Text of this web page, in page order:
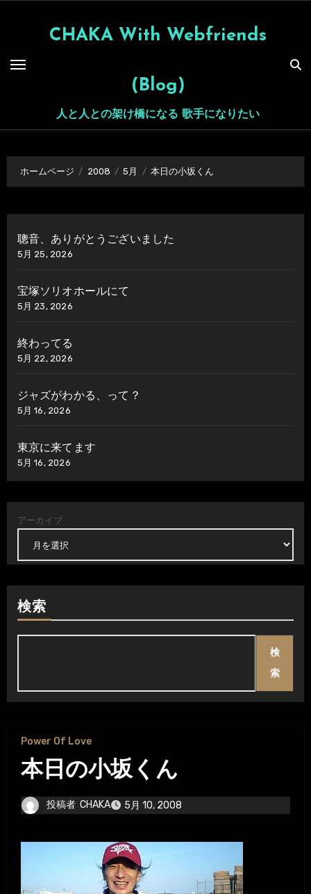
CHAKA With Webfriends
(Blog)
人と人との架け橋になる 歌手になりたい
ホームページ 2008 5月 本日の小坂くん
聰音、ありがとうございました
5月 25, 2026
宝塚ソリオホールにて
5月 23, 2026
終わってる
5月 22, 2026
ジャズがわかる、って？
5月 16, 2026
東京に来てます
5月 16, 2026
アーカイブ
検索
検
索
Power Of Love
本日の小坂くん
投稿者 CHAKA 5月 10, 2008